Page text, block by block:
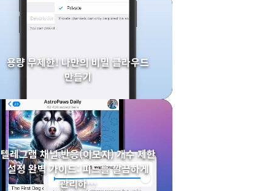
용량 무제한! 나만의 비밀 클라우드
만들기
텔레그램 채널 반응(이모지) 개수 제한
설정 완벽 가이드: 피드를 깔끔하게
관리하…